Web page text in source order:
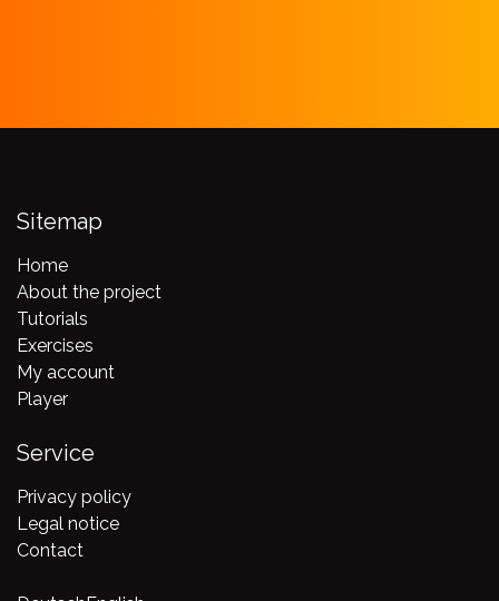
Sitemap
Home
About the project
Tutorials
Exercises
My account
Player
Service
Privacy policy
Legal notice
Contact